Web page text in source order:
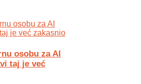
osobu za AI
taj je već